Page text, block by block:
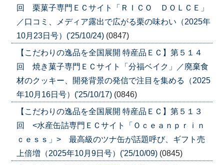
回 栗菓子専門ＥＣサイト「ＲＩＣＯ ＤＯＬＣＥ」
／口コミ、メディア露出で広がる栗の味わい（2025年
10月23日号）('25/10/24) (0847)
【こだわりの逸品を全国展開 特産品ＥＣ】第５１４
回 焼き菓子専門ＥＣサイト「分福ベイク」／廃棄食
材のクッキー、開発背景の発信で注目を集める（2025
年10月16日号）('25/10/17) (0846)
【こだわりの逸品を全国展開 特産品ＥＣ】第５１３
回 <水産缶詰専門ＥＣサイト「Ｏｃｅａｎｐｒｉｎ
ｃｅｓｓ」> 最高級のツナ缶が話題呼び、ギフト売
上倍増（2025年10月9日号）('25/10/09) (0845)